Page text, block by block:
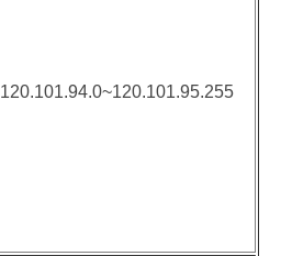
120.101.94.0~120.101.95.255